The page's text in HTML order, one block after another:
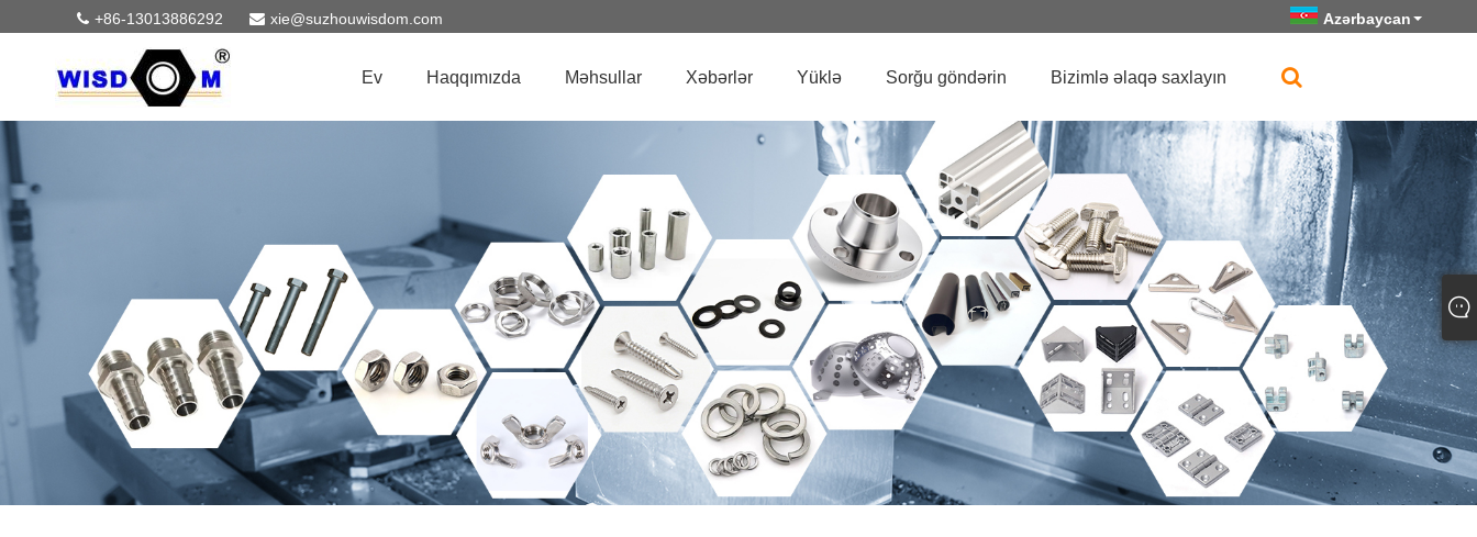
+86-13013886292 xie@suzhouwisdom.com Azərbaycan
Ev Haqqımızda Məhsullar Xəbərlər Yüklə Sorğu göndərin Bizimlə əlaqə saxlayın